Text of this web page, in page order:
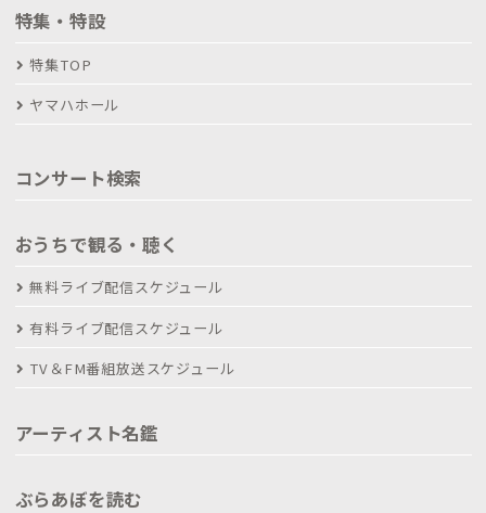
特集・特設
特集TOP
ヤマハホール
コンサート検索
おうちで観る・聴く
無料ライブ配信スケジュール
有料ライブ配信スケジュール
TV＆FM番組放送スケジュール
アーティスト名鑑
ぶらあぼを読む